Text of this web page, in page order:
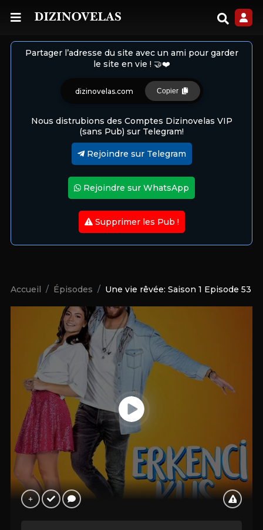
Partager l’adresse du site avec un ami pour garder
le site en vie ! 🤝❤️
dizinovelas.com Copier
Nous distrubions des Comptes Dizinovelas VIP
(sans Pub) sur Telegram!
Rejoindre sur Telegram
Rejoindre sur WhatsApp
Supprimer les Pub !
Accueil Épisodes Une vie rêvée: Saison 1 Episode 53